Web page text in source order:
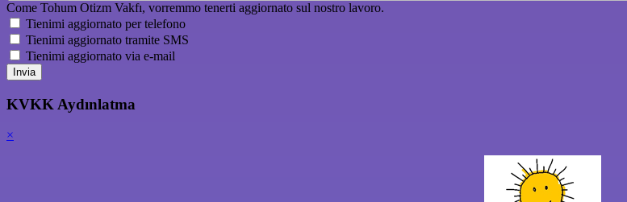
Come Tohum Otizm Vakfı, vorremmo tenerti aggiornato sul nostro lavoro.
Tienimi aggiornato per telefono
Tienimi aggiornato tramite SMS
Tienimi aggiornato via e-mail
Invia
KVKK Aydınlatma
×